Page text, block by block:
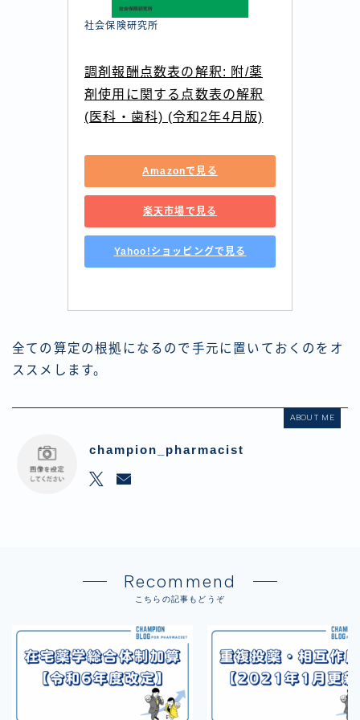
社会保険研究所
調剤報酬点数表の解釈: 附/薬
剤使用に関する点数表の解釈
(医科・歯科) (令和2年4月版)
Amazonで見る
楽天市場で見る
Yahoo!ショッピングで見る
全ての算定の根拠になるので手元に置いておくのをオ
ススメします。
ABOUT ME
champion_pharmacist
Recommend
こちらの記事もどうぞ